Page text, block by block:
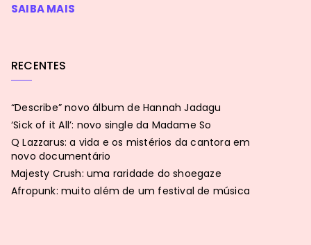
SAIBA MAIS
RECENTES
“Describe” novo álbum de Hannah Jadagu
‘Sick of it All’: novo single da Madame So
Q Lazzarus: a vida e os mistérios da cantora em
novo documentário
Majesty Crush: uma raridade do shoegaze
Afropunk: muito além de um festival de música